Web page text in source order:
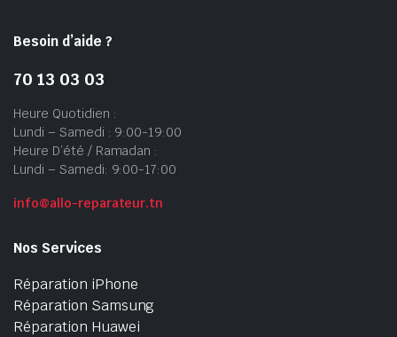
Besoin d’aide ?
70 13 03 03
Heure Quotidien :
Lundi – Samedi : 9:00-19:00
Heure D’été / Ramadan :
Lundi – Samedi: 9:00-17:00
info@allo-reparateur.tn
Nos Services
Réparation iPhone
Réparation Samsung
Réparation Huawei